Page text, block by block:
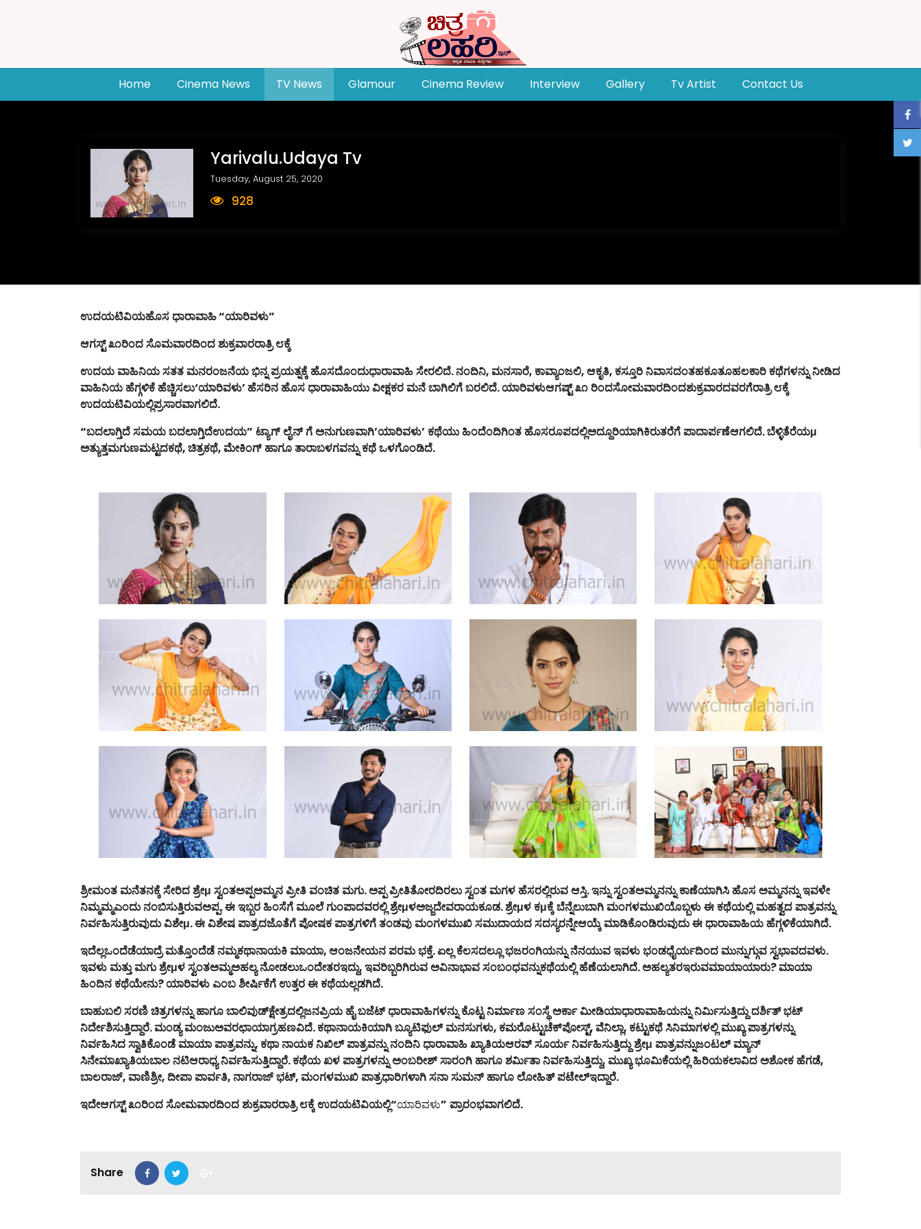
Home(current)Cinema News TV News Glamour Cinema Review Interview Gallery Tv Artist Contact Us
Yarivalu.Udaya Tv
Tuesday, August 25, 2020
928
ಉದಯಟಿವಿಯಹೊಸಧಾರಾವಾಹಿ“ಯಾರಿವಳು”
ಆಗಸ್ಟ್೩೧ರಿಂದಸೊಮವಾರದಿಂದಶುಕ್ರವಾರರಾತ್ರಿ೮ಕ್ಕೆ
ಉದಯ ವಾಹಿನಿಯಸತತ ಮನರಂಜನೆಯಭಿನ್ನ ಪ್ರಯತ್ನಕ್ಕೆ ಹೊಸದೊಂದುಧಾರಾವಾಹಿಸೇರಲಿದೆ.ನಂದಿನಿ, ಮನಸಾರೆ, ಕಾವ್ಯಾಂಜಲಿ,ಆಕೃತಿ, ಕಸ್ತೂರಿನಿವಾಸದಂತಹಕೂತೂಹಲಕಾರಿ ಕಥೆಗಳನ್ನುನೀಡಿದ
ವಾಹಿನಿಯ ಹೆಗ್ಗಳಿಕೆ ಹೆಚ್ಚಿಸಲು‘ಯಾರಿವಳು’ಹೆಸರಿನ ಹೊಸಧಾರಾವಾಹಿಯುವೀಕ್ಷಕರ ಮನೆಬಾಗಿಲಿಗೆಬರಲಿದೆ.ಯಾರಿವಳುಆಗಷ್ಟ್೩೧ ರಿಂದಸೋಮವಾರದಿಂದಶುಕ್ರವಾರದವರಗೆರಾತ್ರಿ೮ಕ್ಕೆ
ಉದಯಟಿವಿಯಲ್ಲಿಪ್ರಸಾರವಾಗಲಿದೆ.
“ಬದಲಾಗ್ತಿದೆಸಮಯಬದಲಾಗ್ತಿದೆಉದಯ” ಟ್ಯಾಗ್ಲೈನ್ ಗೆಅನುಗುಣವಾಗಿʼಯಾರಿವಳುʼ ಕಥೆಯುಹಿಂದೆಂದಿಗಿಂತ ಹೊಸರೂಪದಲ್ಲಿಅದ್ದೂರಿಯಾಗಿಕಿರುತರೆಗೆ ಪಾದಾರ್ಪಣೆಆಗಲಿದೆ.ಬೆಳ್ಳಿತೆರೆಯμ
ಅತ್ಯುತ್ತಮಗುಣಮಟ್ಟದಕಥೆ,ಚಿತ್ರಕಥೆ, ಮೇಕಿಂಗ್ ಹಾಗೂತಾರಾಬಳಗವನ್ನು ಕಥೆಒಳಗೊಂಡಿದೆ.
ಶ್ರೀಮಂತ ಮನೆತನಕ್ಕೆಸೇರಿದಶ್ರೇμ ಸ್ವಂತಅಪ್ಪಅಮ್ಮನಪ್ರೀತಿ ವಂಚಿತ ಮಗು.ಅಪ್ಪಪ್ರೀತಿತೋರದಿರಲುಸ್ವಂತ ಮಗಳ ಹೆಸರಲ್ಲಿರುವಆಸ್ತಿ.ಇನ್ನುಸ್ವಂತಅಮ್ಮನನ್ನು ಕಾಣೆಯಾಗಿಸಿ ಹೊಸಅಮ್ಮನನ್ನುಇವಳೇ
ನಿಮ್ಮಮ್ಮಎಂದುನಂಬಿಸುತ್ತಿರುವಅಪ್ಪ.ಈಇಬ್ಬರಹಿಂಸೆಗೆ ಮೂಲೆ ಗುಂಪಾದವರಲ್ಲಿಶ್ರೇμಳಅಜ್ಜದೇವರಾಯಕೂಡ.ಶ್ರೇμಳ ಕμಕ್ಕೆಬೆನ್ನೆಲುಬಾಗಿ ಮಂಗಳಮುಖಿಯೊಬ್ಬಳುಈ ಕಥೆಯಲ್ಲಿ ಮಹತ್ವದ ಪಾತ್ರವನ್ನು
ನಿರ್ವಹಿಸುತ್ತಿರುವುದುವಿಶೇμ.ಈವಿಶೇಷ ಪಾತ್ರದಜೊತೆಗೆ ಪೋಷಕ ಪಾತ್ರಗಳಿಗೆತಂಡವು ಮಂಗಳಮುಖಿಸಮುದಾಯದಸದಸ್ಯರನ್ನೇಆಯ್ಕೆ ಮಾಡಿಕೊಂಡಿರುವುದುಈಧಾರಾವಾಹಿಯ ಹೆಗ್ಗಳಿಕೆಯಾಗಿದೆ.
ಇದೆಲ್ಲಒಂದೆಡೆಯಾದ್ರೆ ಮತ್ತೊಂದೆಡೆನಮ್ಮಕಥಾನಾಯಕಿ ಮಾಯಾ,ಆಂಜನೇಯನ ಪರಮಭಕ್ತೆ.ಏಲ್ಲ ಕೆಲಸದಲ್ಲೂಭಜರಂಗಿಯನ್ನುನೆನಯುವಇವಳುಭಂಡಧೈರ್ಯದಿಂದ ಮುನ್ನುಗ್ಗುವಸ್ವಭಾವದವಳು.
ಇವಳು ಮತ್ತು ಮಗುಶ್ರೇμಳಸ್ವಂತಅಮ್ಮಅಹಲ್ಯನೋಡಲುಒಂದೇತರಇದ್ದು,ಇವರಿಬ್ಬರಿಗಿರುವಅವಿನಾಭಾವಸಂಬಂಧವನ್ನುಕಥೆಯಲ್ಲಿ ಹೆಣೆಯಲಾಗಿದೆ.ಅಹಲ್ಯತರಇರುವಮಾಯಾಯಾರು?ಮಾಯಾ
ಹಿಂದಿನ ಕಥೆಯೇನು?ಯಾರಿವಳುಎಂಬಶೀರ್ಷಿಕೆಗೆ ಉತ್ತರಈ ಕಥೆಯಲ್ಲಡಗಿದೆ.
ಬಾಹುಬಲಿಸರಣಿಚಿತ್ರಗಳನ್ನು ಹಾಗೂಬಾಲಿವುಡ್ಕ್ಷೇತ್ರದಲ್ಲಿಜನಪ್ರಿಯ ಹೈಬಜೆಟ್ಧಾರಾವಾಹಿಗಳನ್ನು ಕೊಟ್ಟನಿರ್ಮಾಣಸಂಸ್ಥೆಅರ್ಕಾಮೀಡಿಯಾಧಾರಾವಾಹಿಯನ್ನುನಿರ್ಮಿಸುತ್ತಿದ್ದುದರ್ಶಿತ್ಭಟ್
ನಿರ್ದೇಶಿಸುತ್ತಿದ್ದಾರೆ.ಮಂಡ್ಯ ಮಂಜುಅವರಛಾಯಾಗ್ರಹಣವಿದೆ.ಕಥಾನಾಯಕಿಯಾಗಿಬ್ಯೂಟಿಫುಲ್ ಮನಸುಗಳು, ಕಮರೊಟ್ಟುಚೆಕ್ಪೋಸ್ಟ್, ವೆನಿಲ್ಲಾ, ಕಟ್ಟುಕಥೆಸಿನಿಮಾಗಳಲ್ಲಿ ಮುಖ್ಯ ಪಾತ್ರಗಳನ್ನು
ನಿರ್ವಹಿಸಿದಸ್ವಾತಿಕೊಂಡೆ ಮಾಯಾ ಪಾತ್ರವನ್ನು, ಕಥಾನಾಯಕನಿಖಿಲ್ ಪಾತ್ರವನ್ನುನಂದಿನಿಧಾರಾವಾಹಿಖ್ಯಾತಿಯಆರವ್ಸೂರ್ಯನಿರ್ವಹಿಸುತ್ತಿದ್ದುಶ್ರೇμ ಪಾತ್ರವನ್ನುಜಂಟಲ್ ಮ್ಯಾನ್
ಸಿನೇಮಾಖ್ಯಾತಿಯಬಾಲನಟಿಆರಾಧ್ಯನಿರ್ವಹಿಸುತ್ತಿದ್ದಾರೆ.ಕಥೆಯಖಳ ಪಾತ್ರಗಳನ್ನುಅಂಬರೀಶ್ಸಾರಂಗಿ ಹಾಗೂಶರ್ಮಿತಾನಿರ್ವಹಿಸುತ್ತಿದ್ದು, ಮುಖ್ಯಭೂಮಿಕೆಯಲ್ಲಿಹಿರಿಯಕಲಾವಿದಅಶೋಕ ಹೆಗಡೆ,
ಬಾಲರಾಜ್, ವಾಣಿಶ್ರೀ,ದೀಪಾ ಪಾರ್ವತಿ,ನಾಗರಾಜ್ಭಟ್, ಮಂಗಳಮುಖಿ ಪಾತ್ರಧಾರಿಗಳಾಗಿಸನಾಸುಮನ್ ಹಾಗೂಲೋಹಿತ್ ಪಟೇಲ್ಇದ್ದಾರೆ.
ಇದೇಆಗಸ್ಟ್೩೧ರಿಂದಸೋಮವಾರದಿಂದಶುಕ್ರವಾರರಾತ್ರಿ೮ಕ್ಕೆ ಉದಯಟಿವಿಯಲ್ಲಿ“ಯಾರಿವಳು” ಪ್ರಾರಂಭವಾಗಲಿದೆ.
Share